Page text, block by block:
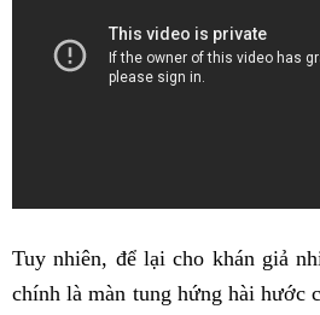
Tuy nhiên, để lại cho khán giả
chính là màn tung hứng hài hước